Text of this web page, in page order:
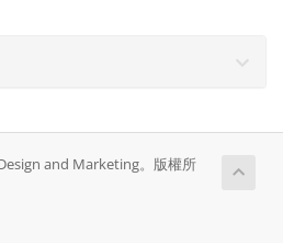
and Marketing。版權所